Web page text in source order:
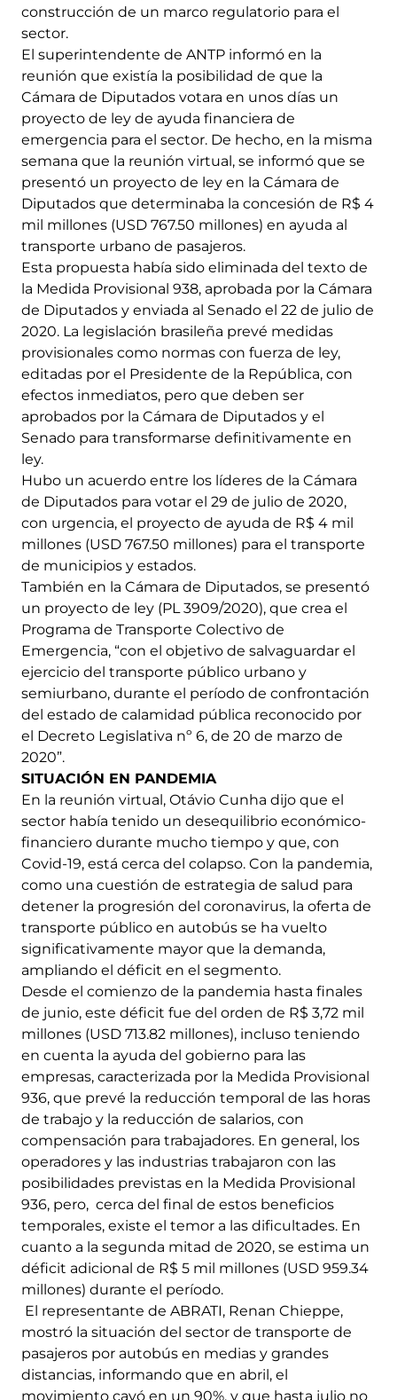
construcción de un marco regulatorio para el
sector.
El superintendente de ANTP informó en la
reunión que existía la posibilidad de que la
Cámara de Diputados votara en unos días un
proyecto de ley de ayuda financiera de
emergencia para el sector. De hecho, en la misma
semana que la reunión virtual, se informó que se
presentó un proyecto de ley en la Cámara de
Diputados que determinaba la concesión de R$ 4
mil millones (USD 767.50 millones) en ayuda al
transporte urbano de pasajeros.
Esta propuesta había sido eliminada del texto de
la Medida Provisional 938, aprobada por la Cámara
de Diputados y enviada al Senado el 22 de julio de
2020. La legislación brasileña prevé medidas
provisionales como normas con fuerza de ley,
editadas por el Presidente de la República, con
efectos inmediatos, pero que deben ser
aprobados por la Cámara de Diputados y el
Senado para transformarse definitivamente en
ley.
Hubo un acuerdo entre los líderes de la Cámara
de Diputados para votar el 29 de julio de 2020,
con urgencia, el proyecto de ayuda de R$ 4 mil
millones (USD 767.50 millones) para el transporte
de municipios y estados.
También en la Cámara de Diputados, se presentó
un proyecto de ley (PL 3909/2020), que crea el
Programa de Transporte Colectivo de
Emergencia, “con el objetivo de salvaguardar el
ejercicio del transporte público urbano y
semiurbano, durante el período de confrontación
del estado de calamidad pública reconocido por
el Decreto Legislativa nº 6, de 20 de marzo de
2020”.
SITUACIÓN EN PANDEMIA
En la reunión virtual, Otávio Cunha dijo que el
sector había tenido un desequilibrio económico-
financiero durante mucho tiempo y que, con
Covid-19, está cerca del colapso. Con la pandemia,
como una cuestión de estrategia de salud para
detener la progresión del coronavirus, la oferta de
transporte público en autobús se ha vuelto
significativamente mayor que la demanda,
ampliando el déficit en el segmento.
Desde el comienzo de la pandemia hasta finales
de junio, este déficit fue del orden de R$ 3,72 mil
millones (USD 713.82 millones), incluso teniendo
en cuenta la ayuda del gobierno para las
empresas, caracterizada por la Medida Provisional
936, que prevé la reducción temporal de las horas
de trabajo y la reducción de salarios, con
compensación para trabajadores. En general, los
operadores y las industrias trabajaron con las
posibilidades previstas en la Medida Provisional
936, pero, cerca del final de estos beneficios
temporales, existe el temor a las dificultades. En
cuanto a la segunda mitad de 2020, se estima un
déficit adicional de R$ 5 mil millones (USD 959.34
millones) durante el período.
El representante de ABRATI, Renan Chieppe,
mostró la situación del sector de transporte de
pasajeros por autobús en medias y grandes
distancias, informando que en abril, el
movimiento cayó en un 90%, y que hasta julio no